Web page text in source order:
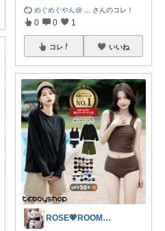
めぐめぐやん@ さんのコレ！
0 0 1
コレ いいね
ROSE💖ROOM✨.｡.:*·°🌻